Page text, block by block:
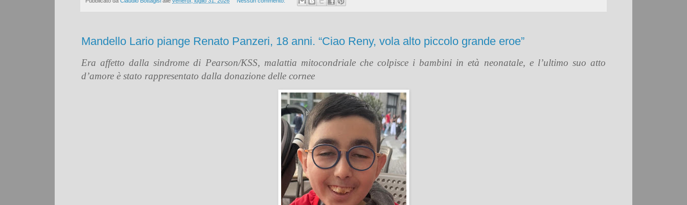
Mandello Lario piange Renato Panzeri, 18 anni. “Ciao Reny, vola alto piccolo grande eroe”
Era affetto dalla sindrome di Pearson/KSS, malattia mitocondriale che colpisce i bambini in età neonatale, e l’ultimo suo atto
d’amore è stato rappresentato dalla donazione delle cornee